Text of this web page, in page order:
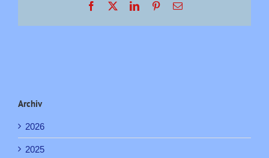
Facebook LinkedInPinterest
E-
Archiv
2026
2025